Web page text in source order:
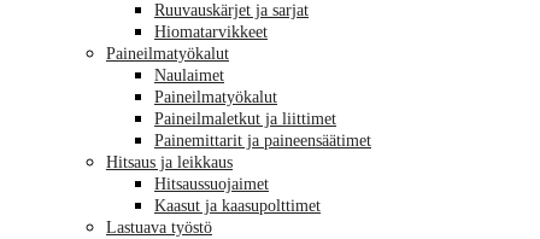
Ruuvauskärjet ja sarjat
Hiomatarvikkeet
Paineilmatyökalut
Naulaimet
Paineilmatyökalut
Paineilmaletkut ja liittimet
Painemittarit ja paineensäätimet
Hitsaus ja leikkaus
Hitsaussuojaimet
Kaasut ja kaasupolttimet
Lastuava työstö